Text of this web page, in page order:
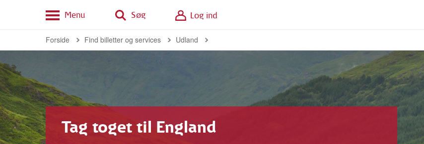
Menu Søg Log ind
Forside Find billetter og services Udland
Tag toget til England